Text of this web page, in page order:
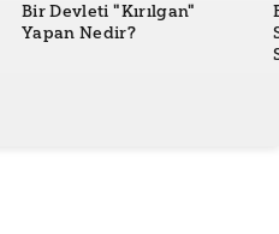
Bir Devleti "Kırılgan"
Yapan Nedir?